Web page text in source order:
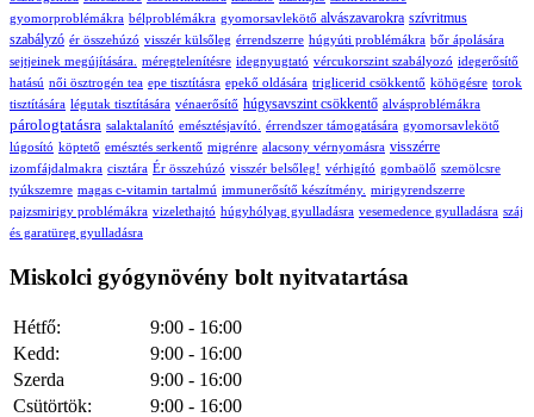
gyomorproblémákra bélproblémákra gyomorsavlekötő alvászavarokra szívritmus
szabályzó ér összehúzó visszér külsőleg érrendszerre húgyúti problémákra bőr ápolására
sejtjeinek megújítására. méregtelenítésre idegnyugtató vércukorszint szabályozó idegerősítő
hatású női ösztrogén tea epe tisztításra epekő oldására triglicerid csökkentő köhögésre torok
tisztítására légutak tisztítására vénaerősítő húgysavszint csökkentő alvásproblémákra
párologtatásra salaktalanító emésztésjavító. érrendszer támogatására gyomorsavlekötő
lúgosító köptető emésztés serkentő migrénre alacsony vérnyomásra visszérre
izomfájdalmakra cisztára Ér összehúzó visszér belsőleg! vérhigító gombaölő szemölcsre
tyúkszemre magas c-vitamin tartalmú immunerősítő készítmény. mirigyrendszerre
pajzsmirigy problémákra vizelethajtó húgyhólyag gyulladásra vesemedence gyulladásra száj
és garatüreg gyulladásra
Miskolci gyógynövény bolt nyitvatartása
Hétfő:
9:00 - 16:00
Kedd:
9:00 - 16:00
Szerda
9:00 - 16:00
Csütörtök:
9:00 - 16:00